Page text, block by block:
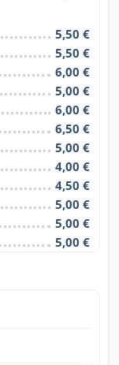
5,50 €
5,50 €
6,00 €
5,00 €
6,00 €
6,50 €
5,00 €
4,00 €
4,50 €
5,00 €
5,00 €
5,00 €